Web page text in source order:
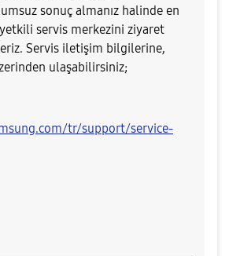
sonuç almanız halinde en
servis merkezini ziyaret
Servis iletişim bilgilerine,
ulaşabilirsiniz;
tr/support/service-